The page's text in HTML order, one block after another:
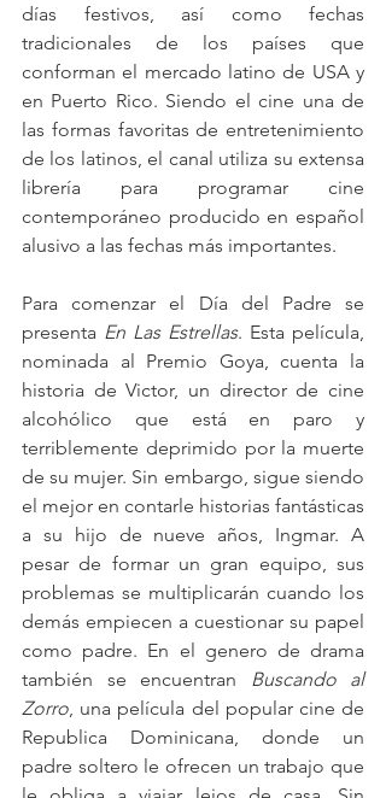
días festivos, así como fechas
tradicionales de los países que
conforman el mercado latino de USA y
en Puerto Rico. Siendo el cine una de
las formas favoritas de entretenimiento
de los latinos, el canal utiliza su extensa
librería para programar cine
contemporáneo producido en español
alusivo a las fechas más importantes.
Para comenzar el Día del Padre se
presenta En Las Estrellas. Esta película,
nominada al Premio Goya, cuenta la
historia de Victor, un director de cine
alcohólico que está en paro y
terriblemente deprimido por la muerte
de su mujer. Sin embargo, sigue siendo
el mejor en contarle historias fantásticas
a su hijo de nueve años, Ingmar. A
pesar de formar un gran equipo, sus
problemas se multiplicarán cuando los
demás empiecen a cuestionar su papel
como padre. En el genero de drama
también se encuentran
Buscando al
Zorro , una película del popular cine de
Republica Dominicana, donde un
padre soltero le ofrecen un trabajo que